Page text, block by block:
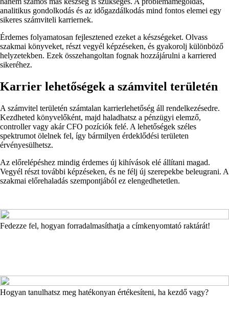
analitikus gondolkodás és az időgazdálkodás mind fontos elemei egy
sikeres számviteli karriernek.
Érdemes folyamatosan fejlesztened ezeket a készségeket. Olvass
szakmai könyveket, részt vegyél képzéseken, és gyakorolj különböző
helyzetekben. Ezek összehangoltan fognak hozzájárulni a karriered
sikeréhez.
Karrier lehetőségek a számvitel területén
A számvitel területén számtalan karrierlehetőség áll rendelkezésedre.
Kezdheted könyvelőként, majd haladhatsz a pénzügyi elemző,
controller vagy akár CFO pozíciók felé. A lehetőségek széles
spektrumot ölelnek fel, így bármilyen érdeklődési területen
érvényesülhetsz.
Az előrelépéshez mindig érdemes új kihívások elé állítani magad.
Vegyél részt további képzéseken, és ne félj új szerepekbe beleugrani. A
szakmai előrehaladás szempontjából ez elengedhetetlen.
Fedezze fel, hogyan forradalmasíthatja a címkenyomtató raktárát!
Hogyan tanulhatsz meg hatékonyan értékesíteni, ha kezdő vagy?